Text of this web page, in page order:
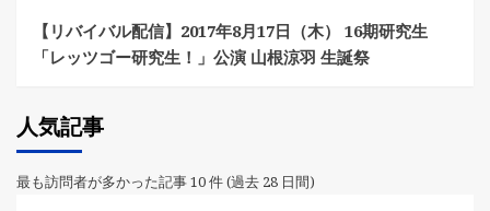
【リバイバル配信】2017年8月17日（木） 16期研究生
「レッツゴー研究生！」公演 山根涼羽 生誕祭
人気記事
最も訪問者が多かった記事 10 件 (過去 28 日間)